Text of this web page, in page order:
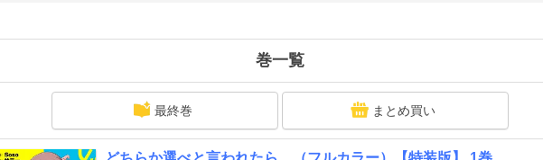
巻一覧
最終巻 まとめ買い